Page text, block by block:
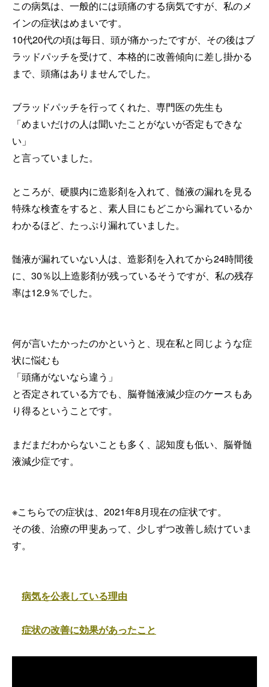
この病気は、一般的には頭痛のする病気ですが、私のメ
インの症状はめまいです。
10代20代の頃は毎日、頭が痛かったですが、その後はブ
ラッドパッチを受けて、本格的に改善傾向に差し掛かる
まで、頭痛はありませんでした。
ブラッドパッチを行ってくれた、専門医の先生も
「めまいだけの人は聞いたことがないが否定もできな
い」
と言っていました。
ところが、硬膜内に造影剤を入れて、髄液の漏れを見る
特殊な検査をすると、素人目にもどこから漏れているか
わかるほど、たっぷり漏れていました。
髄液が漏れていない人は、造影剤を入れてから24時間後
に、30％以上造影剤が残っているそうですが、私の残存
率は12.9％でした。
何が言いたかったのかというと、現在私と同じような症
状に悩むも
「頭痛がないなら違う」
と否定されている方でも、脳脊髄液減少症のケースもあ
り得るということです。
まだまだわからないことも多く、認知度も低い、脳脊髄
液減少症です。
※こちらでの症状は、2021年8月現在の症状です。
その後、治療の甲斐あって、少しずつ改善し続けていま
す。
病気を公表している理由
症状の改善に効果があったこと